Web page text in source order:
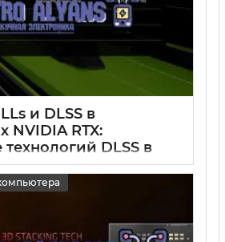
и DLSS в
NVIDIA RTX:
DLSS в